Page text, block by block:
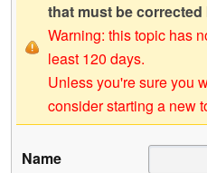
that must be
Warning: this topic has
least 120 days.
Unless you're sure you
consider starting a new
Name